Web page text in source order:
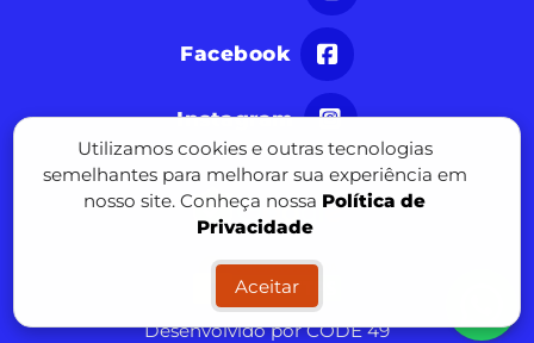
Utilizamos cookies e outras tecnologias
semelhantes para melhorar sua experiência em
nosso site. Conheça nossa Política de
Privacidade
Aceitar
Facebook
Instagram
Desenvolvido por CODE 49